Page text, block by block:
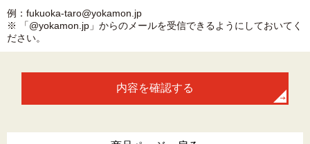
例：fukuoka-taro@yokamon.jp
※ 「@yokamon.jp」からのメールを受信できるようにしておいてく
ださい。